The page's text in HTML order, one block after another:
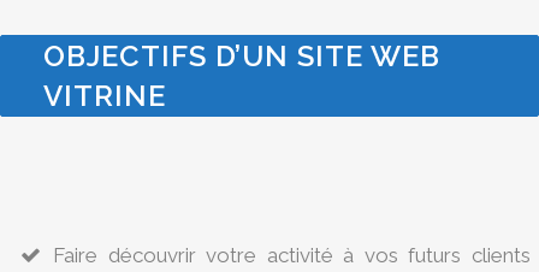
OBJECTIFS D’UN SITE WEB
VITRINE
Faire découvrir votre activité à vos futurs clients